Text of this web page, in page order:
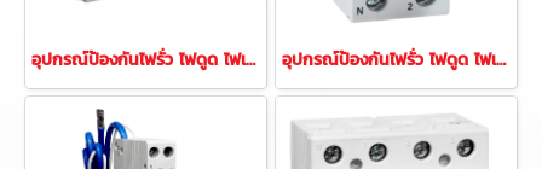
อุปกรณ์ป้องกันไฟรั่ว ไฟดูด ไฟเกิน ไฟช็อต 10KA 2P อุปกรณ์ป้องกันไฟรั่ว ไฟดูด ไฟเกิน ไฟช็อต 10KA